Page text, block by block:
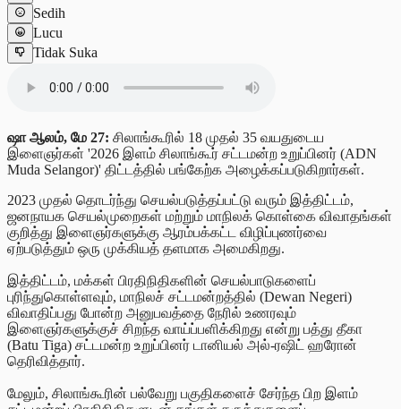
Sedih
Lucu
Tidak Suka
ஷா ஆலம், மே 27: சிலாங்கூரில் 18 முதல் 35 வயதுடைய
இளைஞர்கள் '2026 இளம் சிலாங்கூர் சட்டமன்ற உறுப்பினர் (ADN
Muda Selangor)' திட்டத்தில் பங்கேற்க அழைக்கப்படுகிறார்கள்.
2023 முதல் தொடர்ந்து செயல்படுத்தப்பட்டு வரும் இத்திட்டம்,
ஜனநாயக செயல்முறைகள் மற்றும் மாநிலக் கொள்கை விவாதங்கள்
குறித்து இளைஞர்களுக்கு ஆரம்பக்கட்ட விழிப்புணர்வை
ஏற்படுத்தும் ஒரு முக்கியத் தளமாக அமைகிறது.
இத்திட்டம், மக்கள் பிரதிநிதிகளின் செயல்பாடுகளைப்
புரிந்துகொள்ளவும், மாநிலச் சட்டமன்றத்தில் (Dewan Negeri)
விவாதிப்பது போன்ற அனுபவத்தை நேரில் உணரவும்
இளைஞர்களுக்குச் சிறந்த வாய்ப்பளிக்கிறது என்று பத்து தீகா
(Batu Tiga) சட்டமன்ற உறுப்பினர் டானியல் அல்-ரஷிட் ஹரோன்
தெரிவித்தார்.
மேலும், சிலாங்கூரின் பல்வேறு பகுதிகளைச் சேர்ந்த பிற இளம்